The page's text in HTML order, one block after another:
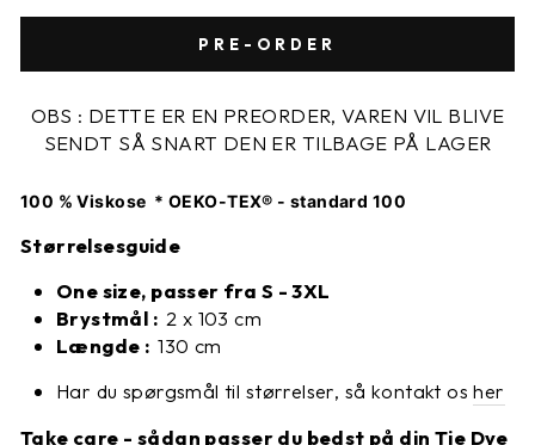
PRE-ORDER
OBS : DETTE ER EN PREORDER, VAREN VIL BLIVE
SENDT SÅ SNART DEN ER TILBAGE PÅ LAGER
100 % Viskose * OEKO-TEX® - standard 100
Størrelsesguide
One size, passer fra S - 3XL
Brystmål : 2 x 103 cm
Længde :130 cm
Har du spørgsmål til størrelser, så kontakt os her
Take care - sådan passer du bedst på din Tie Dye